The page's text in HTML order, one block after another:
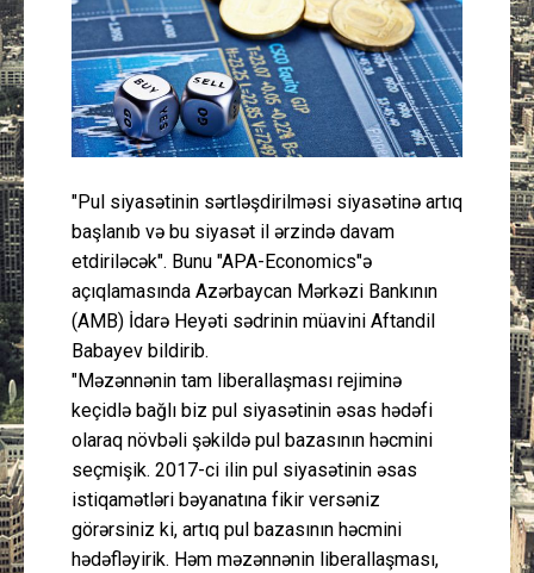
Müsahibə
İdman
Layihə
Gündəm
Cəmiyyət
Peşə etikası
Əlaqə
"Pul siyasətinin sərtləşdirilməsi siyasətinə artıq
başlanıb və bu siyasət il ərzində davam
etdiriləcək". Bunu "APA-Economics"ə
açıqlamasında Azərbaycan Mərkəzi Bankının
(AMB) İdarə Heyəti sədrinin müavini Aftandil
Babayev bildirib.
"Məzənnənin tam liberallaşması rejiminə
keçidlə bağlı biz pul siyasətinin əsas hədəfi
olaraq növbəli şəkildə pul bazasının həcmini
seçmişik. 2017-ci ilin pul siyasətinin əsas
istiqamətləri bəyanatına fikir versəniz
görərsiniz ki, artıq pul bazasının həcmini
hədəfləyirik. Həm məzənnənin liberallaşması,